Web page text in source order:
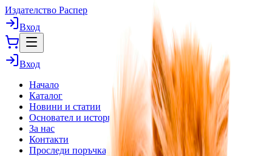
Издателство Распер
Вход
Вход
Начало
Каталог
Новини и статии
Основател и история
За нас
Контакти
Проследи поръчка